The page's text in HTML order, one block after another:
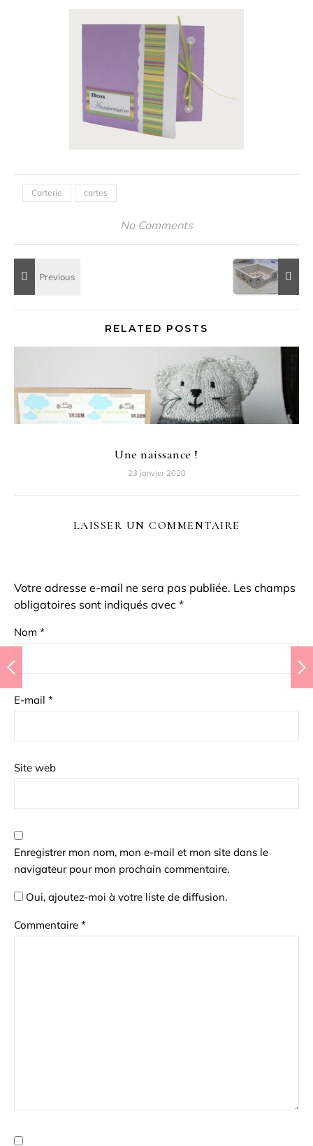
Carterie cartes
No Comments
RELATED POSTS
Une naissance !
23 janvier 2020
LAISSER UN COMMENTAIRE
Votre adresse e-mail ne sera pas publiée. Les champs
obligatoires sont indiqués avec *
Nom *
E-mail *
Site web
Enregistrer mon nom, mon e-mail et mon site dans le
navigateur pour mon prochain commentaire.
Oui, ajoutez-moi à votre liste de diffusion.
Commentaire *